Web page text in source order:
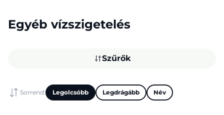
Egyéb vízszigetelés
Szűrők
Sorrend: Legolcsóbb Legdrágább Név